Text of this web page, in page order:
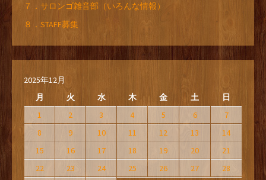
７．サロンゴ雑音部（いろんな情報）
８．STAFF募集
2025年12月
月
火 水 木 金 土 日
1 2 3 4 5 6
7
8
9 10 11 12 13
14
15
16 17 18 19 20
21
22
23 24 25 26 27
28